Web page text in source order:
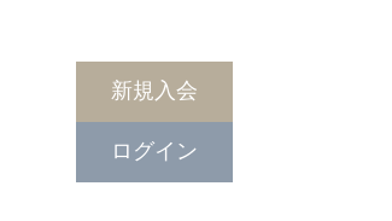
新規入会
ログイン